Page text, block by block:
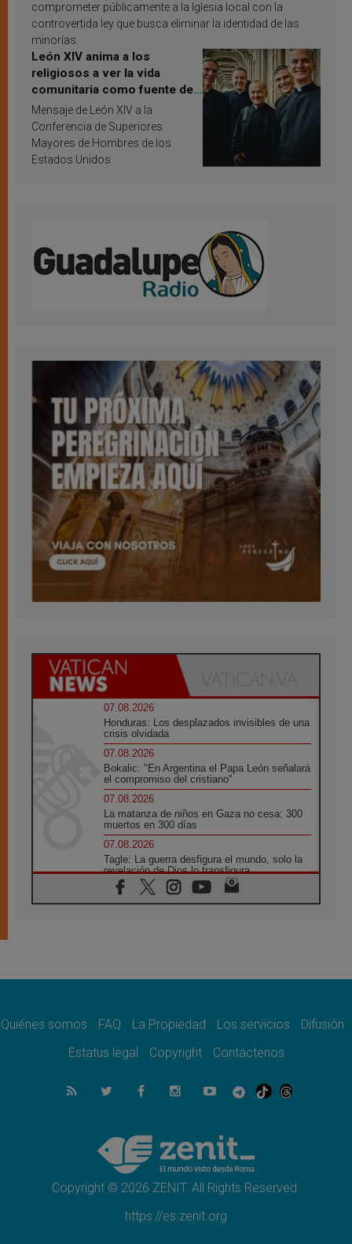
comprometer públicamente a la Iglesia local con la
controvertida ley que busca eliminar la identidad de las
minorías.
León XIV anima a los
religiosos a ver la vida
comunitaria como fuente de
inspiración y santificación
Mensaje de León XIV a la
Conferencia de Superiores
Mayores de Hombres de los
Estados Unidos
07.08.2026
Honduras: Los desplazados invisibles de una
crisis olvidada
07.08.2026
Bokalic: "En Argentina el Papa León señalará
el compromiso del cristiano"
07.08.2026
La matanza de niños en Gaza no cesa: 300
muertos en 300 días
07.08.2026
Tagle: La guerra desfigura el mundo, solo la
revelación de Dios lo transfigura
07.08.2026
Presentada la Trienal de Arte de las
espacio público
Lanzan un proyecto de empoderamiento
07.08.2026
Programa oficial del Viaje Apostólico del
Obispos de Ecuador: El bien de las familias
no admite premuras legislativas
Quiénes somos FAQ La Propiedad Los servicios
Difusión
Estatus legal
Copyright Contáctenos
Copyright © 2026 ZENIT. All Rights Reserved.
https://es.zenit.org